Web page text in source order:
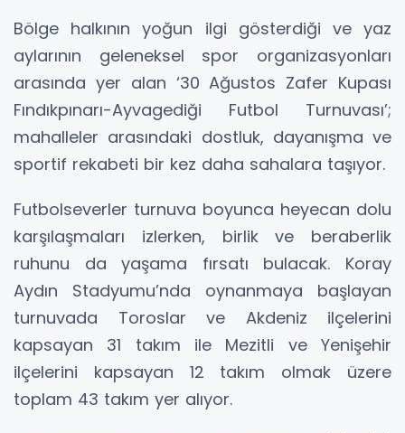
Bölge halkının yoğun ilgi gösterdiği ve yaz
aylarının geleneksel spor organizasyonları
arasında yer alan ‘30 Ağustos Zafer Kupası
Fındıkpınarı-Ayvagediği Futbol Turnuvası’;
mahalleler arasındaki dostluk, dayanışma ve
sportif rekabeti bir kez daha sahalara taşıyor.
Futbolseverler turnuva boyunca heyecan dolu
karşılaşmaları izlerken, birlik ve beraberlik
ruhunu da yaşama fırsatı bulacak. Koray
Aydın Stadyumu’nda oynanmaya başlayan
turnuvada Toroslar ve Akdeniz ilçelerini
kapsayan 31 takım ile Mezitli ve Yenişehir
ilçelerini kapsayan 12 takım olmak üzere
toplam 43 takım yer alıyor.